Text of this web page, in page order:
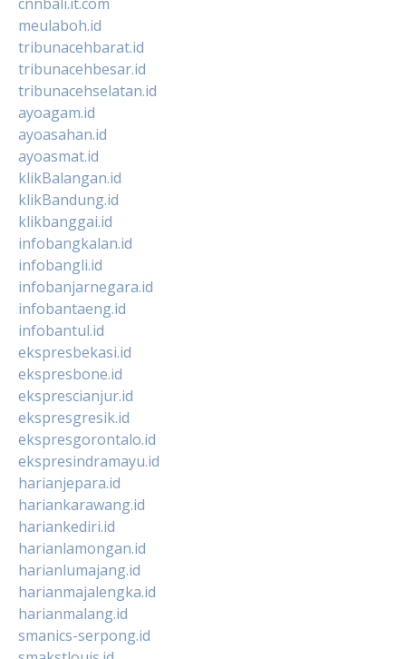
meulaboh.id
tribunacehbarat.id
tribunacehbesar.id
tribunacehselatan.id
ayoagam.id
ayoasahan.id
ayoasmat.id
klikBalangan.id
klikBandung.id
klikbanggai.id
infobangkalan.id
infobangli.id
infobanjarnegara.id
infobantaeng.id
infobantul.id
ekspresbekasi.id
ekspresbone.id
eksprescianjur.id
ekspresgresik.id
ekspresgorontalo.id
ekspresindramayu.id
harianjepara.id
hariankarawang.id
hariankediri.id
harianlamongan.id
harianlumajang.id
harianmajalengka.id
harianmalang.id
smanics-serpong.id